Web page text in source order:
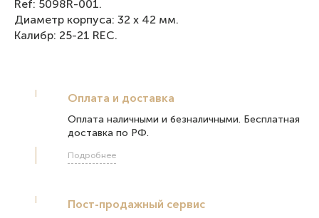
Ref: 5098R-001.
Диаметр корпуса: 32 х 42 мм.
Калибр: 25-21 REC.
Оплата и доставка
Оплата наличными и безналичными. Бесплатная
доставка по РФ.
Подробнее
Пост-продажный сервис